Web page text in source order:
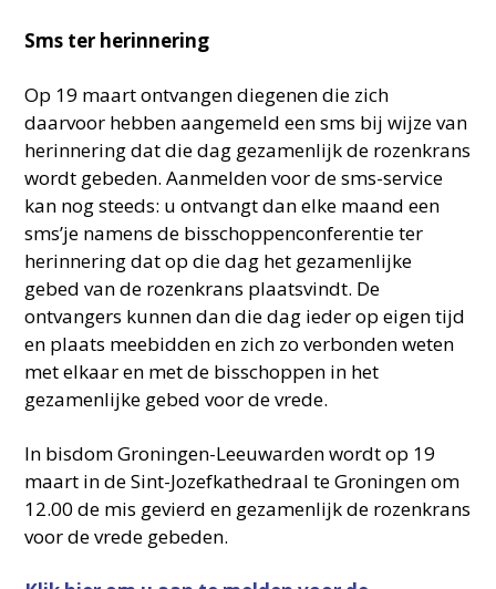
Sms ter herinnering
Op 19 maart ontvangen diegenen die zich
daarvoor hebben aangemeld een sms bij wijze van
herinnering dat die dag gezamenlijk de rozenkrans
wordt gebeden. Aanmelden voor de sms-service
kan nog steeds: u ontvangt dan elke maand een
sms’je namens de bisschoppenconferentie ter
herinnering dat op die dag het gezamenlijke
gebed van de rozenkrans plaatsvindt. De
ontvangers kunnen dan die dag ieder op eigen tijd
en plaats meebidden en zich zo verbonden weten
met elkaar en met de bisschoppen in het
gezamenlijke gebed voor de vrede.
In bisdom Groningen-Leeuwarden wordt op 19
maart in de Sint-Jozefkathedraal te Groningen om
12.00 de mis gevierd en gezamenlijk de rozenkrans
voor de vrede gebeden.